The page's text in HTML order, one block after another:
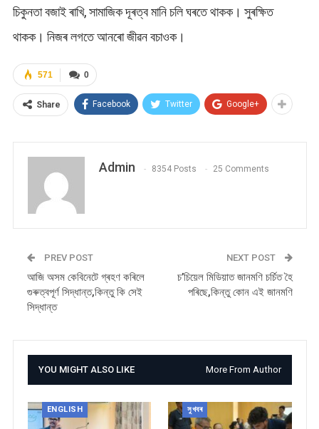
চিকুনতা বজাই ৰাখি, সামাজিক দূৰত্ব মানি চলি ঘৰতে থাকক। সুৰক্ষিত
থাকক। নিজৰ লগতে আনৰো জীৱন বচাওক।
0
571
Share Facebook Twitter Google+
Admin 8354 Posts 25 Comments
PREV POST
আজি অসম কেবিনেটে গ্ৰহণ কৰিলে
গুৰুত্বপূৰ্ণ সিদ্ধান্ত,কিন্তু কি সেই
সিদ্ধান্ত
NEXT POST
চ’চিয়েল মিডিয়াত জানমণি চৰ্চিত হৈ
পৰিছে,কিন্তু কোন এই জানমণি
YOU MIGHT ALSO LIKE More From Author
ENGLISH সুখবৰ